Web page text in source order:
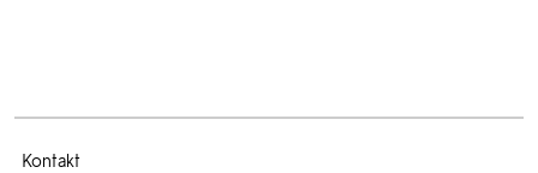
Kontakt